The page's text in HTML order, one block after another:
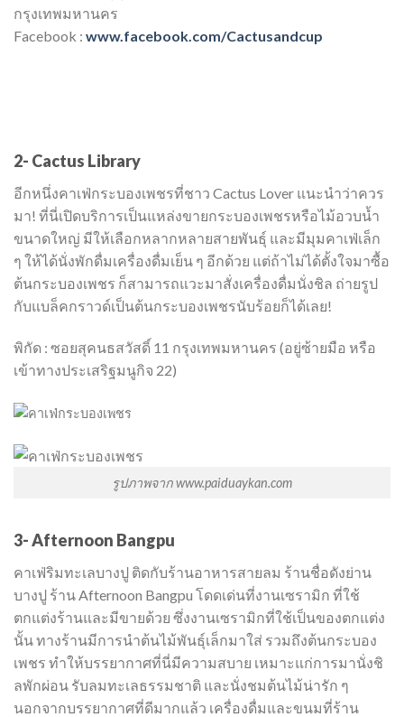
กรุงเทพมหานคร
Facebook : www.facebook.com/Cactusandcup
2- Cactus Library
อีกหนึ่งคาเฟ่กระบองเพชรที่ชาว Cactus Lover แนะนำว่าควร
มา! ที่นี่เปิดบริการเป็นแหล่งขายกระบองเพชรหรือไม้อวบน้ำ
ขนาดใหญ่ มีให้เลือกหลากหลายสายพันธุ์ และมีมุมคาเฟ่เล็ก
ๆ ให้ได้นั่งพักดื่มเครื่องดื่มเย็น ๆ อีกด้วย แต่ถ้าไม่ได้ตั้งใจมาซื้อ
ต้นกระบองเพชร ก็สามารถแวะมาสั่งเครื่องดื่มนั่งชิล ถ่ายรูป
กับแบล็คกราวด์เป็นต้นกระบองเพชรนับร้อยก็ได้เลย!
พิกัด : ซอยสุคนธสวัสดิ์ 11 กรุงเทพมหานคร (อยู่ซ้ายมือ หรือ
เข้าทางประเสริฐมนูกิจ 22)
รูปภาพจาก www.paiduaykan.com
3- Afternoon Bangpu
คาเฟ่ริมทะเลบางปู ติดกับร้านอาหารสายลม ร้านชื่อดังย่าน
บางปู ร้าน Afternoon Bangpu โดดเด่นที่งานเซรามิก ที่ใช้
ตกแต่งร้านและมีขายด้วย ซึ่งงานเซรามิกที่ใช้เป็นของตกแต่ง
นั้น ทางร้านมีการนำต้นไม้พันธุ์เล็กมาใส่ รวมถึงต้นกระบอง
เพชร ทำให้บรรยากาศที่นี่มีความสบาย เหมาะแก่การมานั่งชิ
ลพักผ่อน รับลมทะเลธรรมชาติ และนั่งชมต้นไม้น่ารัก ๆ
นอกจากบรรยากาศที่ดีมากแล้ว เครื่องดื่มและขนมที่ร้าน